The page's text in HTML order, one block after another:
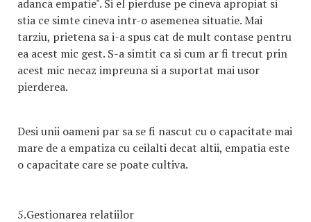
adanca empatie". Si el pierduse pe cineva apropiat si
stia ce simte cineva intr-o asemenea situatie. Mai
tarziu, prietena sa i-a spus cat de mult contase pentru
ea acest mic gest. S-a simtit ca si cum ar fi trecut prin
acest mic necaz impreuna si a suportat mai usor
pierderea.
Desi unii oameni par sa se fi nascut cu o capacitate mai
mare de a empatiza cu ceilalti decat altii, empatia este
o capacitate care se poate cultiva.
5.Gestionarea relatiilor